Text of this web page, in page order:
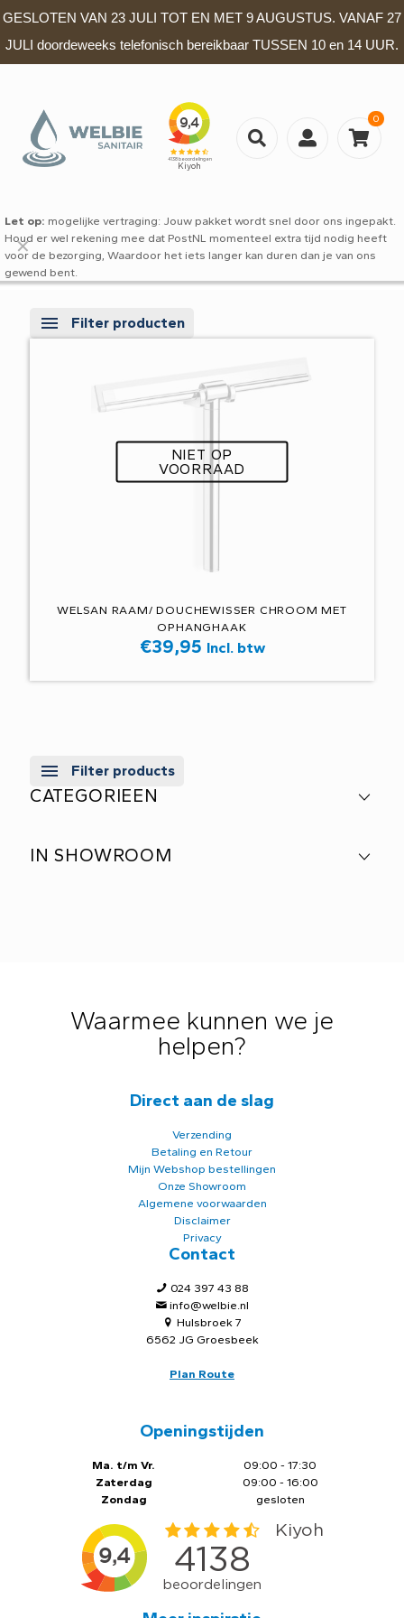
GESLOTEN VAN 23 JULI TOT EN MET 9 AUGUSTUS. VANAF 27
JULI doordeweeks telefonisch bereikbaar TUSSEN 10 en 14 UUR.
0
Let op: mogelijke vertraging: Jouw pakket wordt snel door ons ingepakt.
Houd er wel rekening mee dat PostNL momenteel extra tijd nodig heeft
voor de bezorging, Waardoor het iets langer kan duren dan je van ons
gewend bent.
✕
Filter producten
NIET OP
VOORRAAD
WELSAN RAAM/ DOUCHEWISSER CHROOM MET
OPHANGHAAK
€39,95 Incl. btw
Filter products
CATEGORIEEN
IN SHOWROOM
Waarmee kunnen we je
helpen?
Direct aan de slag
Verzending
Betaling en Retour
Mijn Webshop bestellingen
Onze Showroom
Algemene voorwaarden
Disclaimer
Privacy
Contact
024 397 43 88
info@welbie.nl
Hulsbroek 7
6562 JG Groesbeek
Plan Route
Openingstijden
Ma. t/m Vr.
Zaterdag
Zondag
09:00 - 17:30
09:00 - 16:00
gesloten